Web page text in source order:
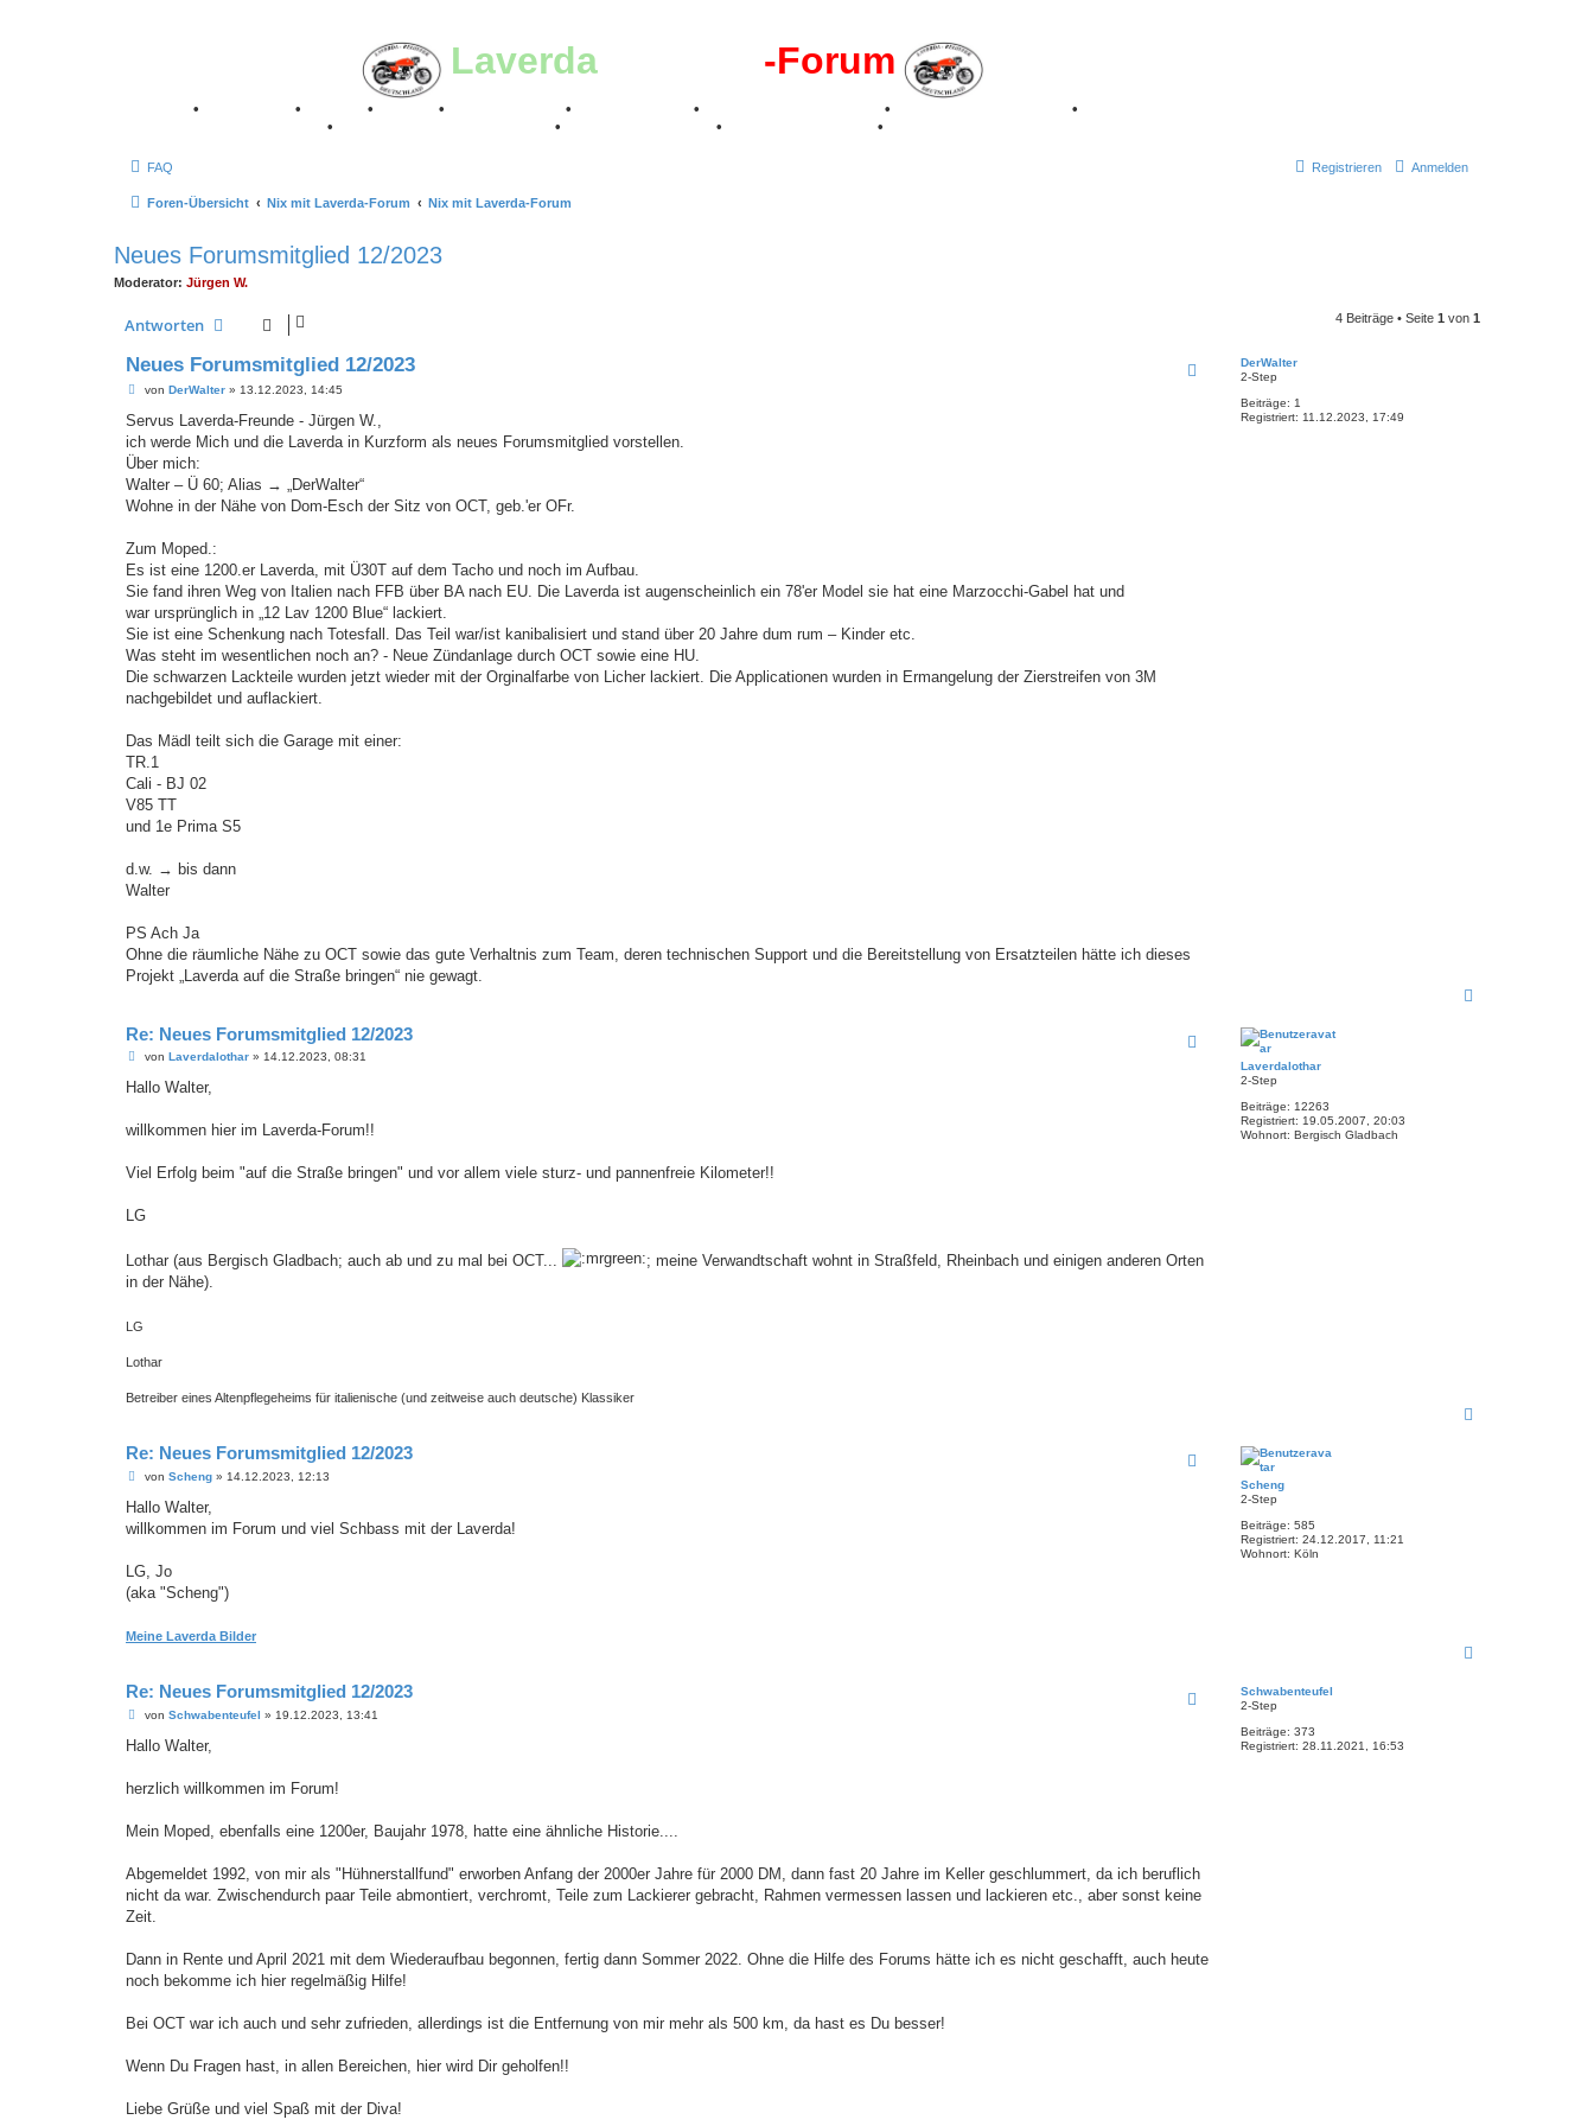
Laverda -Forum
• • • • • • •
•
• • • •
FAQ Anmelden
Registrieren
Foren-Übersicht Nix mit Laverda-Forum Nix mit Laverda-Forum
Neues Forumsmitglied 12/2023
Moderator: Jürgen W.
Antworten 4 Beiträge • Seite 1 von 1
DerWalter
2-Step
Beiträge: 1
Registriert: 11.12.2023, 17:49
Neues Forumsmitglied 12/2023
B
i
r
a
von DerWalter» 13.12.2023, 14:45
Servus Laverda-Freunde - Jürgen W.,
ich werde Mich und die Laverda in Kurzform als neues Forumsmitglied vorstellen.
Über mich:
Walter – Ü 60; Alias → „DerWalter“
Wohne in der Nähe von Dom-Esch der Sitz von OCT, geb.'er OFr.
Zum Moped.:
Es ist eine 1200.er Laverda, mit Ü30T auf dem Tacho und noch im Aufbau.
Sie fand ihren Weg von Italien nach FFB über BA nach EU. Die Laverda ist augenscheinlich ein 78'er Model sie hat eine Marzocchi-Gabel hat und
war ursprünglich in „12 Lav 1200 Blue“ lackiert.
Sie ist eine Schenkung nach Totesfall. Das Teil war/ist kanibalisiert und stand über 20 Jahre dum rum – Kinder etc.
Was steht im wesentlichen noch an? - Neue Zündanlage durch OCT sowie eine HU.
Die schwarzen Lackteile wurden jetzt wieder mit der Orginalfarbe von Licher lackiert. Die Applicationen wurden in Ermangelung der Zierstreifen von 3M
nachgebildet und auflackiert.
Das Mädl teilt sich die Garage mit einer:
TR.1
Cali - BJ 02
V85 TT
und 1e Prima S5
d.w. → bis dann
Walter
PS Ach Ja
Ohne die räumliche Nähe zu OCT sowie das gute Verhaltnis zum Team, deren technischen Support und die Bereitstellung von Ersatzteilen hätte ich dieses
Projekt „Laverda auf die Straße bringen“ nie gewagt.
Laverdalothar
2-Step
Beiträge: 12263
Registriert: 19.05.2007, 20:03
Wohnort: Bergisch Gladbach
Re: Neues Forumsmitglied 12/2023
B
i
a
von Laverdalothar» 14.12.2023, 08:31
Hallo Walter,
willkommen hier im Laverda-Forum!!
Viel Erfolg beim "auf die Straße bringen" und vor allem viele sturz- und pannenfreie Kilometer!!
LG
Lothar (aus Bergisch Gladbach; auch ab und zu mal bei OCT...
; meine Verwandtschaft wohnt in Straßfeld, Rheinbach und einigen anderen Orten
in der Nähe).
LG
Lothar
Betreiber eines Altenpflegeheims für italienische (und zeitweise auch deutsche) Klassiker
Scheng
2-Step
Beiträge: 585
Registriert: 24.12.2017, 11:21
Wohnort: Köln
Re: Neues Forumsmitglied 12/2023
B
i
r
von Scheng» 14.12.2023, 12:13
Hallo Walter,
willkommen im Forum und viel Schbass mit der Laverda!
LG, Jo
(aka "Scheng")
Meine Laverda Bilder
Schwabenteufel
2-Step
Beiträge: 373
Registriert: 28.11.2021, 16:53
Re: Neues Forumsmitglied 12/2023
B
i
a
von Schwabenteufel » 19.12.2023, 13:41
Hallo Walter,
herzlich willkommen im Forum!
Mein Moped, ebenfalls eine 1200er, Baujahr 1978, hatte eine ähnliche Historie....
Abgemeldet 1992, von mir als "Hühnerstallfund" erworben Anfang der 2000er Jahre für 2000 DM, dann fast 20 Jahre im Keller geschlummert, da ich beruflich
nicht da war. Zwischendurch paar Teile abmontiert, verchromt, Teile zum Lackierer gebracht, Rahmen vermessen lassen und lackieren etc., aber sonst keine
Zeit.
Dann in Rente und April 2021 mit dem Wiederaufbau begonnen, fertig dann Sommer 2022. Ohne die Hilfe des Forums hätte ich es nicht geschafft, auch heute
noch bekomme ich hier regelmäßig Hilfe!
Bei OCT war ich auch und sehr zufrieden, allerdings ist die Entfernung von mir mehr als 500 km, da hast es Du besser!
Wenn Du Fragen hast, in allen Bereichen, hier wird Dir geholfen!!
Liebe Grüße und viel Spaß mit der Diva!